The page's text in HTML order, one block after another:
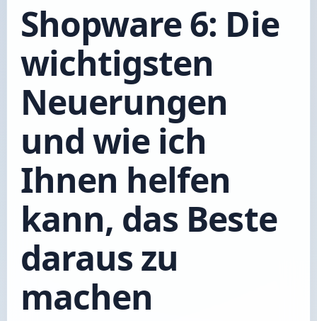
Shopware 6: Die
wichtigsten
Neuerungen
und wie ich
Ihnen helfen
kann, das Beste
daraus zu
machen